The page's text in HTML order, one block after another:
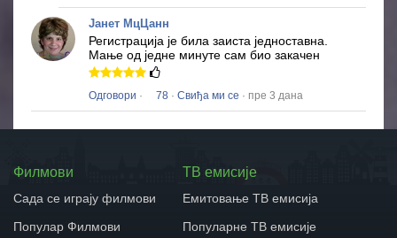
Јанет МцЦанн
Регистрација је била заиста једноставна.
Мање од једне минуте сам био закачен
Одговори · 78 · Свиђа ми се · пре 3 дана
Филмови
Сада се играју филмови
Популар Филмови
ТВ емисије
Емитовање ТВ емисија
Популарне ТВ емисије